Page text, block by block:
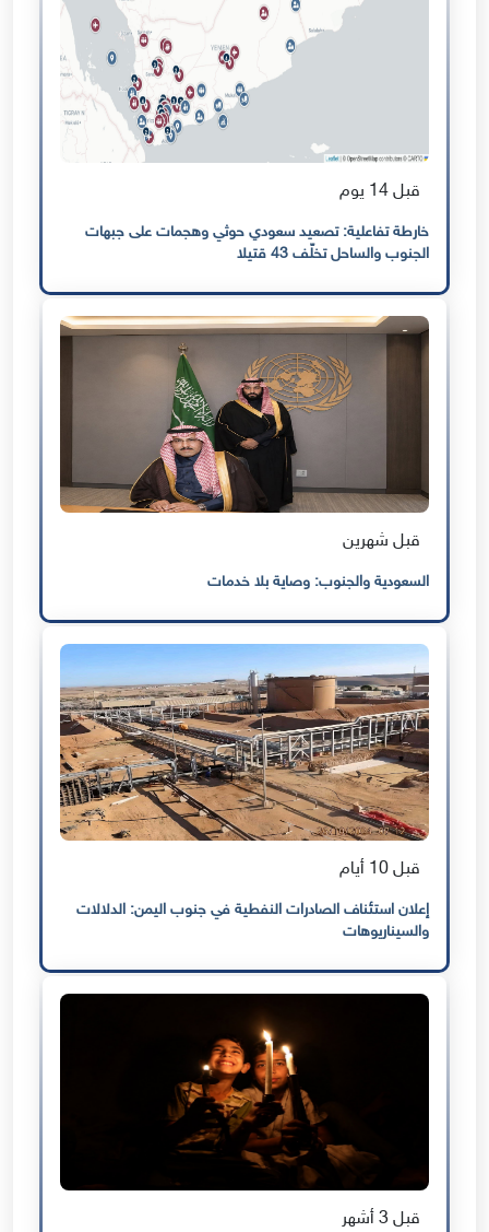
قبل 14 يوم
خارطة تفاعلية: تصعيد سعودي حوثي وهجمات على جبهات
الجنوب والساحل تخلّف 43 قتيلا
قبل شهرين
السعودية والجنوب: وصاية بلا خدمات
قبل 10 أيام
إعلان استئناف الصادرات النفطية في جنوب اليمن: الدلالات
والسيناريوهات
قبل 3 أشهر